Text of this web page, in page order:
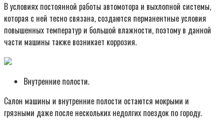
В условиях постоянной работы автомотора и выхлопной системы,
которая с ней тесно связана, создаются перманентные условия
повышенных температур и большой влажности, поэтому в данной
части машины также возникает коррозия.
Внутренние полости.
Салон машины и внутренние полости остаются мокрыми и
грязными даже после нескольких недолгих поездок по городу.